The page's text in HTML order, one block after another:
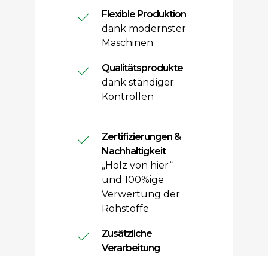
Flexible Produktion
dank modernster
Maschinen
Qualitätsprodukte
dank ständiger
Kontrollen
Zertifizierungen &
Nachhaltigkeit
„Holz von hier“
und 100%ige
Verwertung der
Rohstoffe
Zusätzliche
Verarbeitung